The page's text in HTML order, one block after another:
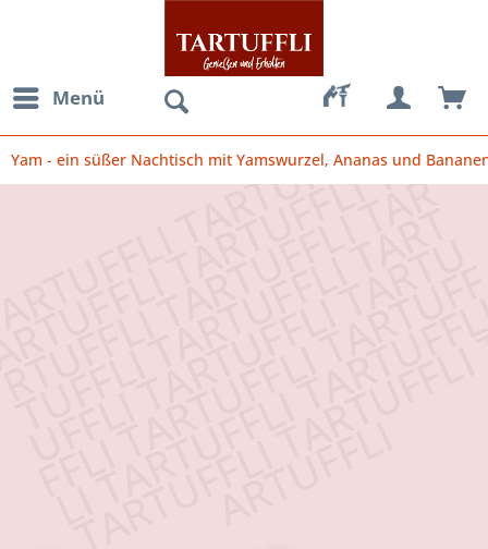
Menü
Yam - ein süßer Nachtisch mit Yamswurzel, Ananas und